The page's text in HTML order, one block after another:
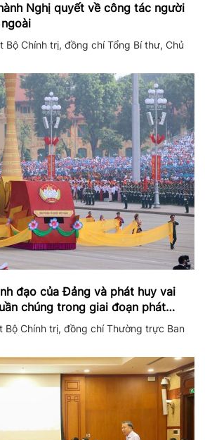
Nghị quyết về công tác người
Bộ Chính trị, đồng chí Tổng Bí thư, Chủ
đạo của Đảng và phát huy vai
chúng trong giai đoạn phát
Bộ Chính trị, đồng chí Thường trực Ban